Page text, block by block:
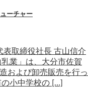
ーチャー
表取締役社長 古山信介
業」は、大分市佐賀
および卸売販売を行っ
小中学校の […]